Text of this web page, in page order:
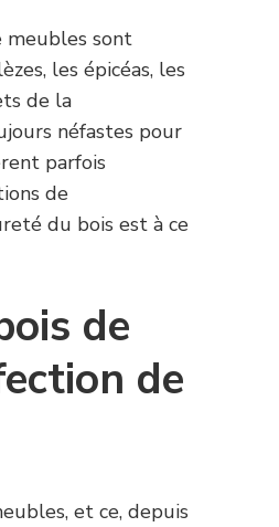
meubles sont
les épicéas, les
de la
néfastes pour
parfois
de
du bois est à ce
de
de
et ce, depuis